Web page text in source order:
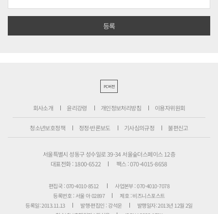
PC버전
회사소개 윤리강령 개인정보처리방침 이용자위원회
청소년보호정책 정정·반론보도 기사심의규정 불편신고
서울특별시 성동구 성수일로 39-34 서울숲더스페이스 12층
대표전화 : 1800-6522
팩스 : 070-4015-8658
편집국 : 070-4010-8512
사업본부 : 070-4010-7078
등록번호 : 서울 아 02897
제호 : 비즈니스포스트
등록일: 2013.11.13
발행·편집인 : 강석운
발행일자: 2013년 12월 2일